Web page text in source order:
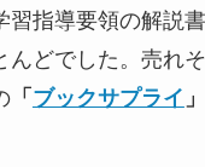
習指導要領の解説
んどでした。売れ
「 ブックサプライ 」